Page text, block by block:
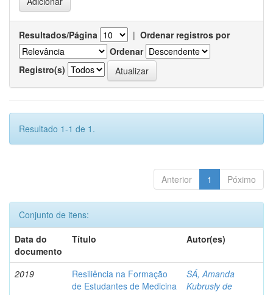
Resultados/Página | Ordenar registros por
Ordenar
Registro(s)
Resultado 1-1 de 1.
Anterior 1 Póximo
Conjunto de itens:
Data do
documento
Título Autor(es)
2019
Resiliência na Formação
de Estudantes de Medicina
SÁ, Amanda
Kubrusly de